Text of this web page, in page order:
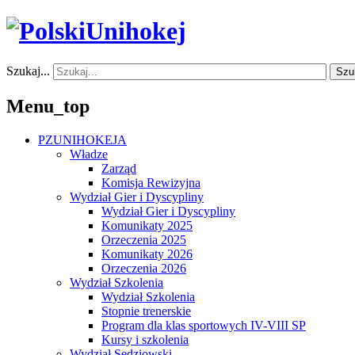
Szukaj...
Menu_top
PZUNIHOKEJA
Władze
Zarząd
Komisja Rewizyjna
Wydział Gier i Dyscypliny
Wydział Gier i Dyscypliny
Komunikaty 2025
Orzeczenia 2025
Komunikaty 2026
Orzeczenia 2026
Wydział Szkolenia
Wydział Szkolenia
Stopnie trenerskie
Program dla klas sportowych IV-VIII SP
Kursy i szkolenia